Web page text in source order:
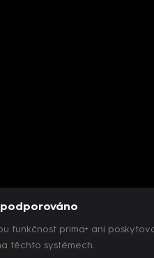
funkčnost prima+ ani
těchto systémech.